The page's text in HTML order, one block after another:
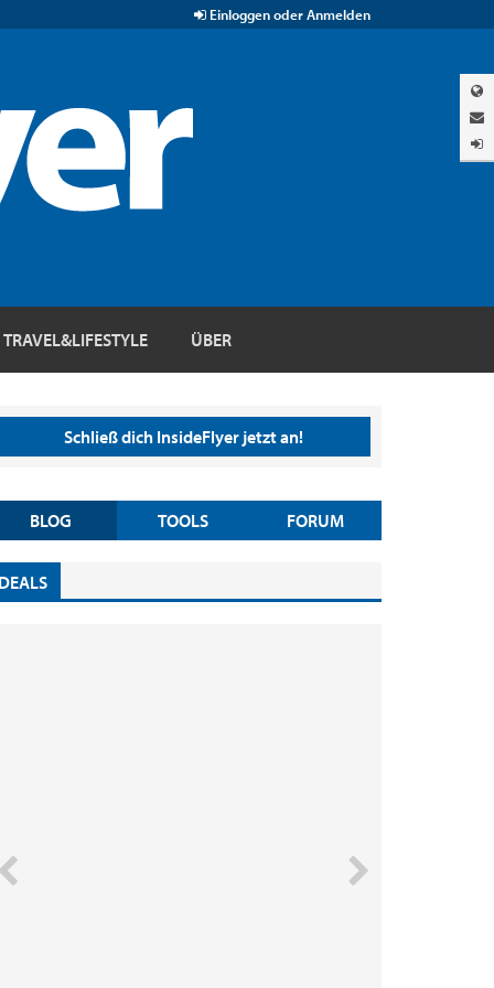
Einloggen oder Anmelden
TRAVEL&LIFESTYLE ÜBER
Schließ dich InsideFlyer jetzt an!
BLOG TOOLS FORUM
DEALS